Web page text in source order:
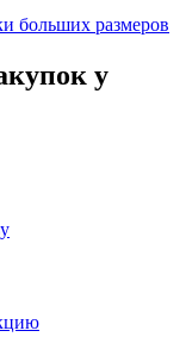
больших размеров
у